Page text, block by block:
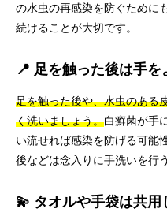
の水虫の再感染を防ぐために
続けることが大切です。
📍 足を触った後は手を
足を触った後や、水虫のある
く洗いましょう。白癬菌が手
い流せれば感染を防げる可能
後などは念入りに手洗いを行
💫 タオルや手袋は共用